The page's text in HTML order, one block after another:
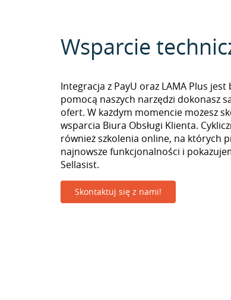
Wsparcie
Integracja z PayU oraz LAMA Plus
pomocą naszych narzędzi dokonasz
ofert. W każdym momencie możesz
wsparcia Biura Obsługi Klienta.
również szkolenia online, na których
najnowsze funkcjonalności i
Sellasist.
Skontaktuj się z nami!